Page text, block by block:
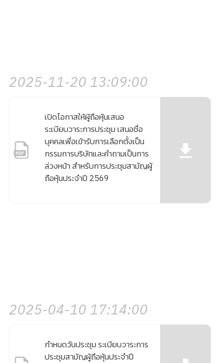
2025-11-20 13:09:00
เปิดโอกาสให้ผู้ถือหุ้นเสนอ
ระเบียบวาระการประชุม เสนอชื่อ
บุคคลเพื่อเข้ารับการเลือกตั้งเป็น
กรรมการบริษัทและคำถามเป็นการ
ล่วงหน้า สำหรับการประชุมสามัญผู้
ถือหุ้นประจำปี 2569
2025-04-10 17:14:00
กำหนดวันประชุม ระเบียบวาระการ
ประชุมสามัญผู้ถือหุ้นประจำปี